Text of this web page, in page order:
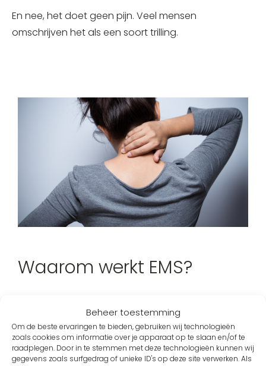
Beheer toestemming
Om de beste ervaringen te bieden, gebruiken wij technologieën
zoals cookies om informatie over je apparaat op te slaan en/of te
raadplegen. Door in te stemmen met deze technologieën kunnen wij
gegevens zoals surfgedrag of unieke ID's op deze site verwerken. Als
En nee, het doet geen pijn. Veel mensen
omschrijven het als een soort trilling.
Waarom werkt EMS?
minder goed worden doorgegeven aan het
zenuwstelsel. Ondertussen denken je spieren:
“Nou, als we tóch bezig zijn…”en gaan beter